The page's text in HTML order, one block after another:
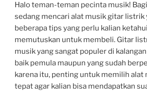
Halo teman-teman pecinta musik!
sedang mencari alat musik gitar listrik
beberapa tips yang perlu kalian
memutuskan untuk membeli. Gitar
musik yang sangat populer di
baik pemula maupun yang sudah
karena itu, penting untuk memilih alat
tepat agar kalian bisa mendapatkan